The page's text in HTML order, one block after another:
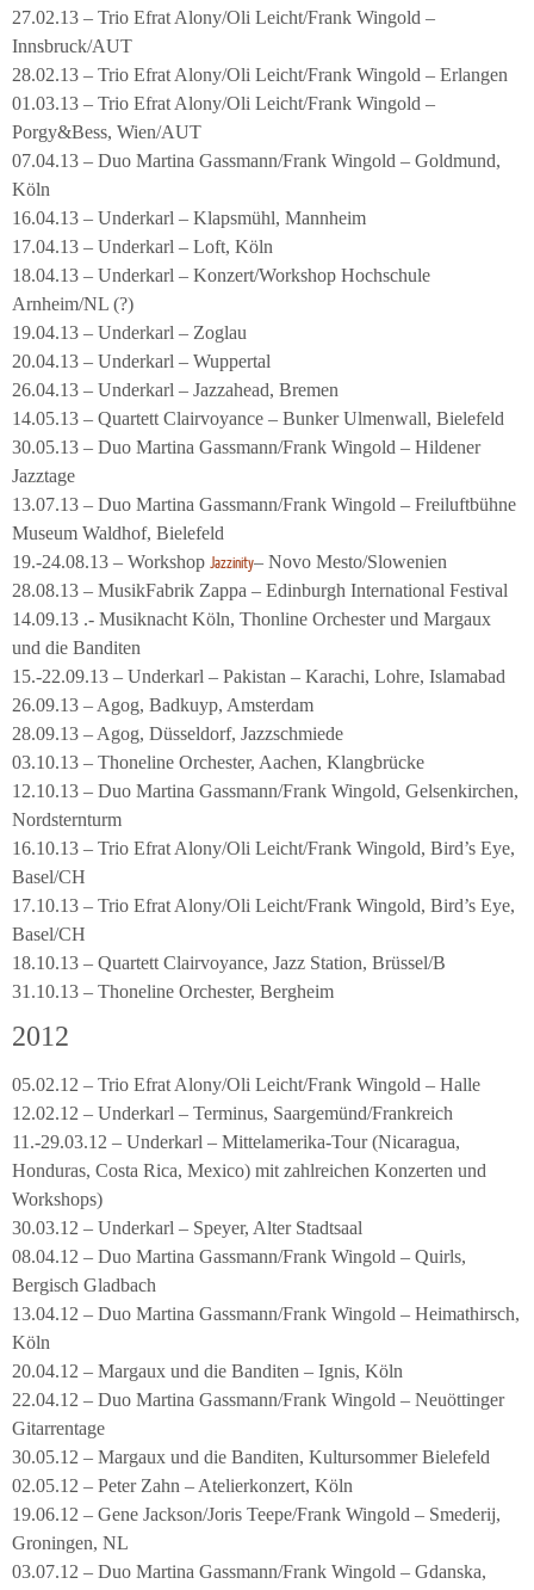
27.02.13 – Trio Efrat Alony/Oli Leicht/Frank Wingold –
Innsbruck/AUT
28.02.13 – Trio Efrat Alony/Oli Leicht/Frank Wingold – Erlangen
01.03.13 – Trio Efrat Alony/Oli Leicht/Frank Wingold –
Porgy&Bess, Wien/AUT
07.04.13 – Duo Martina Gassmann/Frank Wingold – Goldmund,
Köln
16.04.13 – Underkarl – Klapsmühl, Mannheim
17.04.13 – Underkarl – Loft, Köln
18.04.13 – Underkarl – Konzert/Workshop Hochschule
Arnheim/NL (?)
19.04.13 – Underkarl – Zoglau
20.04.13 – Underkarl – Wuppertal
26.04.13 – Underkarl – Jazzahead, Bremen
14.05.13 – Quartett Clairvoyance – Bunker Ulmenwall, Bielefeld
30.05.13 – Duo Martina Gassmann/Frank Wingold – Hildener
Jazztage
13.07.13 – Duo Martina Gassmann/Frank Wingold – Freiluftbühne
Museum Waldhof, Bielefeld
19.-24.08.13 – Workshop Jazzinity– Novo Mesto/Slowenien
28.08.13 – MusikFabrik Zappa – Edinburgh International Festival
14.09.13 .- Musiknacht Köln, Thonline Orchester und Margaux
und die Banditen
15.-22.09.13 – Underkarl – Pakistan – Karachi, Lohre, Islamabad
26.09.13 – Agog, Badkuyp, Amsterdam
28.09.13 – Agog, Düsseldorf, Jazzschmiede
03.10.13 – Thoneline Orchester, Aachen, Klangbrücke
12.10.13 – Duo Martina Gassmann/Frank Wingold, Gelsenkirchen,
Nordsternturm
16.10.13 – Trio Efrat Alony/Oli Leicht/Frank Wingold, Bird’s Eye,
Basel/CH
17.10.13 – Trio Efrat Alony/Oli Leicht/Frank Wingold, Bird’s Eye,
Basel/CH
18.10.13 – Quartett Clairvoyance, Jazz Station, Brüssel/B
31.10.13 – Thoneline Orchester, Bergheim
2012
05.02.12 – Trio Efrat Alony/Oli Leicht/Frank Wingold – Halle
12.02.12 – Underkarl – Terminus, Saargemünd/Frankreich
11.-29.03.12 – Underkarl – Mittelamerika-Tour (Nicaragua,
Honduras, Costa Rica, Mexico) mit zahlreichen Konzerten und
Workshops)
30.03.12 – Underkarl – Speyer, Alter Stadtsaal
08.04.12 – Duo Martina Gassmann/Frank Wingold – Quirls,
Bergisch Gladbach
13.04.12 – Duo Martina Gassmann/Frank Wingold – Heimathirsch,
Köln
20.04.12 – Margaux und die Banditen – Ignis, Köln
22.04.12 – Duo Martina Gassmann/Frank Wingold – Neuöttinger
Gitarrentage
30.05.12 – Margaux und die Banditen, Kultursommer Bielefeld
02.05.12 – Peter Zahn – Atelierkonzert, Köln
19.06.12 – Gene Jackson/Joris Teepe/Frank Wingold – Smederij,
Groningen, NL
03.07.12 – Duo Martina Gassmann/Frank Wingold – Gdanska,